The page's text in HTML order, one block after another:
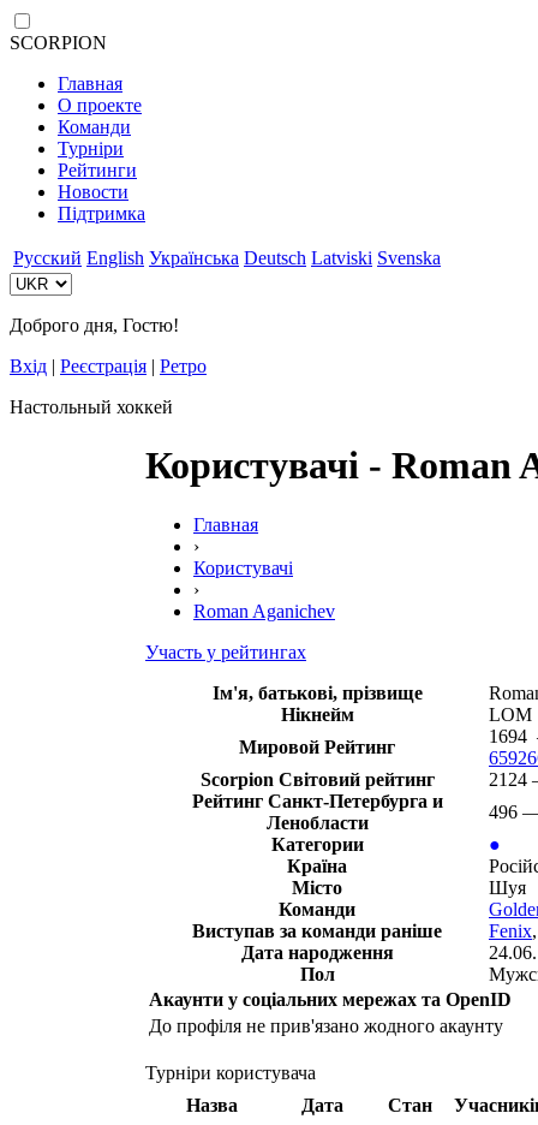
SCORPION
Главная
О проекте
Команди
Турніри
Рейтинги
Новости
Підтримка
Русский English Українська Deutsch Latviski Svenska
Доброго дня, Гостю!
Вхід | Реєстрація | Ретро
Настольный хоккей
Користувачі - Roman
Главная
›
Користувачі
›
Roman Aganichev
Участь у рейтингах
Ім'я, батькові, прізвище
Нікнейм
LOM
Мировой Рейтинг
1694
Scorpion Світовий рейтинг
2124
Рейтинг Санкт-Петербурга и
Ленобласти
496
Категории
●
Країна
Місто
Шуя
Команди
Виступав за команди раніше
Fenix
Дата народження
Пол
Акаунти у соціальних мережах та OpenID
До профіля не прив'язано жодного акаунту
Турніри користувача
Назва
Дата Стан